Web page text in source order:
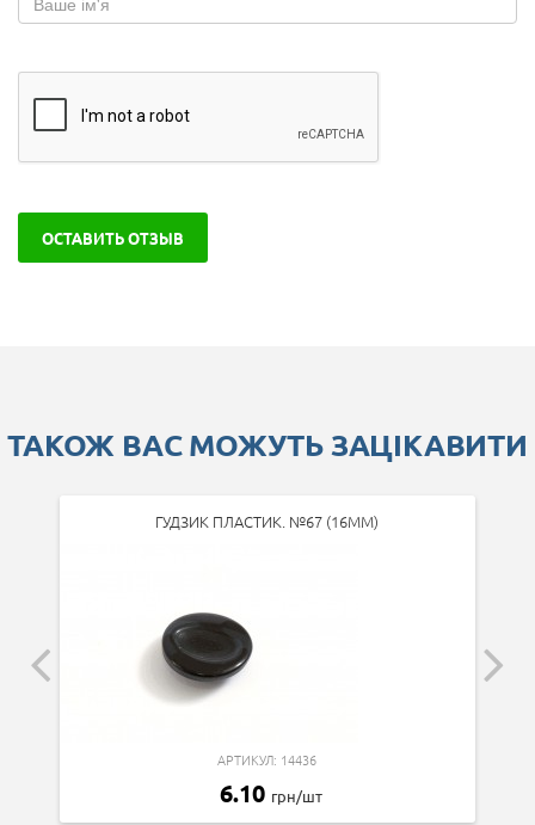
ОСТАВИТЬ ОТЗЫВ
ТАКОЖ ВАС МОЖУТЬ ЗАЦІКАВИТИ
ГУДЗИК ПЛАСТИК. №67 (16ММ)
АРТИКУЛ: 14436
6.10 грн/шт